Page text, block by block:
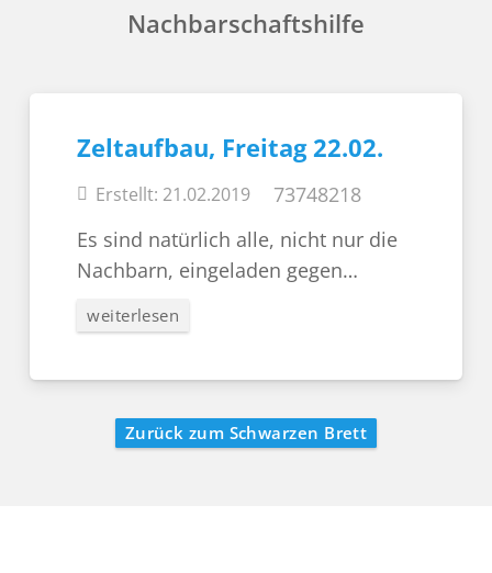
Nachbarschaftshilfe
Zeltaufbau, Freitag 22.02.
Erstellt: 21.02.2019
73748218
Es sind natürlich alle, nicht nur die
Nachbarn, eingeladen gegen…
weiterlesen
Zurück zum Schwarzen Brett